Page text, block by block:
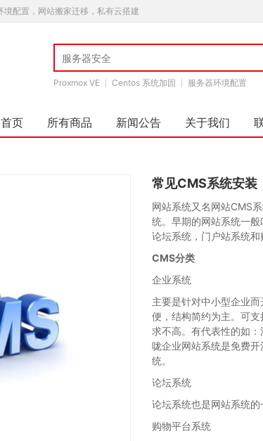
配置，网站搬家迁移，私有云搭建
Proxmox VE Centos 系统加固 服务器环境配置
首页 所有商品 新闻公告 关于我们
常见CMS系统安装
网站系统又名网站CMS
统。早期的网站系统一
论坛系统，门户站系统和
CMS分类
企业系统
主要是针对中小型企业
便，结构简约为主。可
求不高。有代表性的如
咙企业网站系统是免费
统。
论坛系统
论坛系统也是网站系统
购物平台系统